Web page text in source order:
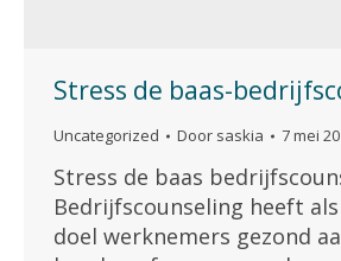
Stress de baas-
Uncategorized Door saskia 7 mei
Stress de baas
Bedrijfscounseling heeft
doel werknemers gezond